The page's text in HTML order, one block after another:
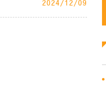
2024/12/09